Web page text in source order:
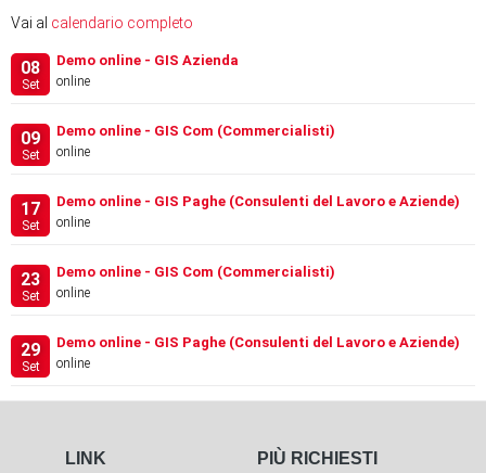
Vai al calendario completo
08
Set
Demo online - GIS Azienda
online
09
Set
Demo online - GIS Com (Commercialisti)
online
17
Set
Demo online - GIS Paghe (Consulenti del Lavoro e Aziende)
online
23
Set
Demo online - GIS Com (Commercialisti)
online
29
Set
Demo online - GIS Paghe (Consulenti del Lavoro e Aziende)
online
LINK
PIÙ RICHIESTI